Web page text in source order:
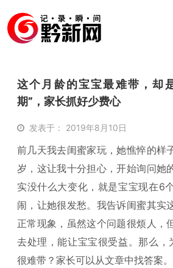
这个月龄的宝宝最难带，却
期”，家长抓好少费心
发表于： 2019年8月10日
前几天我去闺蜜家玩，她憔悴的样
岁，这让我十分担心，开始询问她
实没什么大变化，就是宝宝现在6
闹，让她很发愁。我告诉闺蜜其实
正常现象，虽然这个问题很烦人，
去处理，能让宝宝很受益。那么，
很难带？家长可以从文章中找答案。